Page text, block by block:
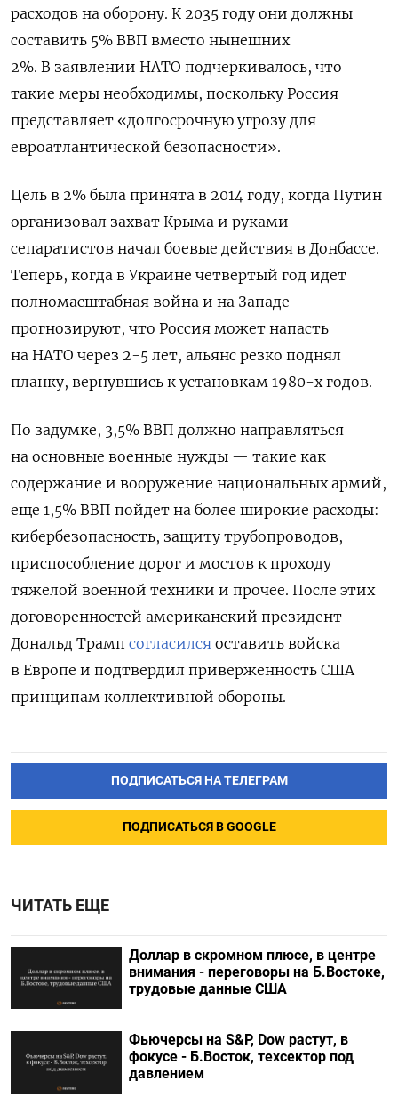
расходов на оборону. К 2035 году они должны
составить 5% ВВП вместо нынешних
2%. В заявлении НАТО подчеркивалось, что
такие меры необходимы, поскольку Россия
представляет «долгосрочную угрозу для
евроатлантической безопасности».
Цель в 2% была принята в 2014 году, когда Путин
организовал захват Крыма и руками
сепаратистов начал боевые действия в Донбассе.
Теперь, когда в Украине четвертый год идет
полномасштабная война и на Западе
прогнозируют, что Россия может напасть
на НАТО через 2-5 лет, альянс резко поднял
планку, вернувшись к установкам 1980-х годов.
По задумке, 3,5% ВВП должно направляться
на основные военные нужды — такие как
содержание и вооружение национальных армий,
еще 1,5% ВВП пойдет на более широкие расходы:
кибербезопасность, защиту трубопроводов,
приспособление дорог и мостов к проходу
тяжелой военной техники и прочее. После этих
договоренностей американский президент
Дональд Трамп согласился оставить войска
в Европе и подтвердил приверженность США
принципам коллективной обороны.
ПОДПИСАТЬСЯ НА ТЕЛЕГРАМ
ПОДПИСАТЬСЯ В GOOGLE
ЧИТАТЬ ЕЩЕ
Доллар в скромном плюсе, в центре
внимания - переговоры на Б.Востоке,
трудовые данные США
Фьючерсы на S&P, Dow растут, в
фокусе - Б.Восток, техсектор под
давлением